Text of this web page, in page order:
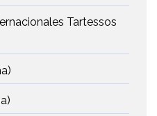
Tartessos